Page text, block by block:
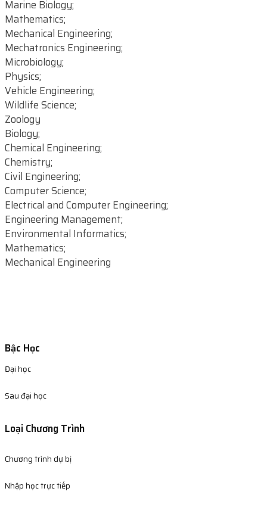
Bậc Học
Đại học
Sau đại học
Loại Chương Trình
Chương trình dự bị
Nhập học trực tiếp
Marine Biology;
Mathematics;
Mechanical Engineering;
Mechatronics Engineering;
Microbiology;
Physics;
Vehicle Engineering;
Wildlife Science;
Zoology
Biology;
Chemical Engineering;
Chemistry;
Civil Engineering;
Computer Science;
Electrical and Computer Engineering;
Engineering Management;
Environmental Informatics;
Mathematics;
Mechanical Engineering